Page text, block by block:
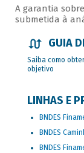
A garantia
submetida à
GUIA
Saiba como
objetivo
LINHAS E
BNDES
BNDES
BNDES